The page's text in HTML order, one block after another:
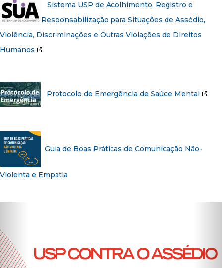
Sistema USP de Acolhimento, Registro e
Responsabilização para Situações de Assédio,
Violência, Discriminações e Outras Violações de Direitos
Humanos
Protocolo de Emergência de Saúde Mental
Guia de Boas Práticas de Comunicação Não-
Violenta e Empatia